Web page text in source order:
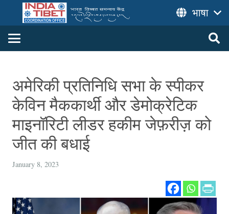
भाषा
अमेरिकी प्रतिनिधि सभा के स्पीकर
केविन मैककार्थी और डेमोक्रेटिक
माइनॉरिटी लीडर हकीम जेफ़रीज़ को
जीत की बधाई
January 8, 2023